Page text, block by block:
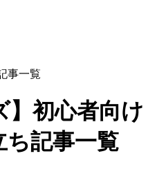
事一覧
】初心者向け
ち記事一覧